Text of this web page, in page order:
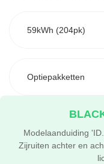
59kWh (204pk)
Optiepakketten
Modelaanduiding
Zijruiten achter en